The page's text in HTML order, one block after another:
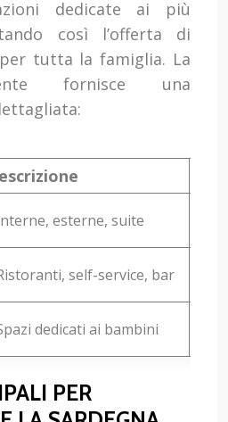
dedicate ai più
così l’offerta di
tutta la famiglia. La
fornisce una
esterne, suite
self-service, bar
dedicati ai bambini
PER